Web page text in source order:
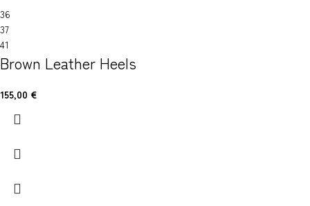
36
37
41
Brown Leather Heels
155,00 €